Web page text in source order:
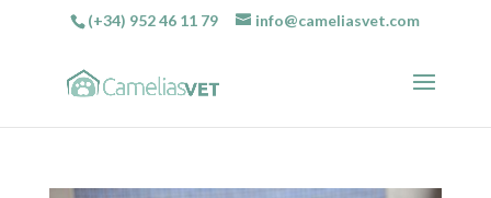
(+34) 952 46 11 79 info@cameliasvet.com